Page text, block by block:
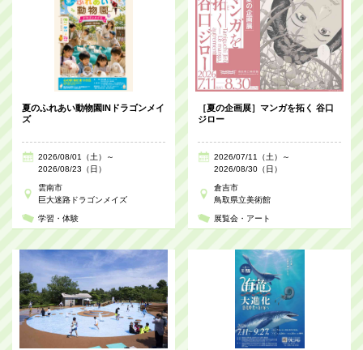
夏のふれあい動物園INドラゴンメイ
ズ
2026/08/01（土）～
2026/08/23（日）
雲南市
巨大迷路ドラゴンメイズ
学習・体験
［夏の企画展］マンガを拓く 谷口
ジロー
2026/07/11（土）～
2026/08/30（日）
倉吉市
鳥取県立美術館
展覧会・アート